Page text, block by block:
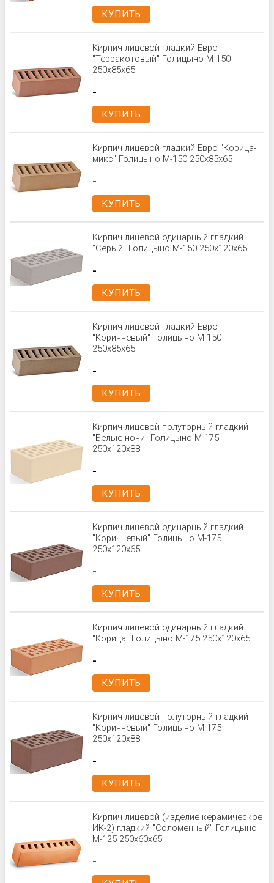
КУПИТЬ
Кирпич лицевой гладкий Евро
"Терракотовый" Голицыно М-150
250х85х65
-
КУПИТЬ
Кирпич лицевой гладкий Евро "Корица-
микс" Голицыно М-150 250х85х65
-
КУПИТЬ
Кирпич лицевой одинарный гладкий
"Серый" Голицыно М-150 250x120x65
-
КУПИТЬ
Кирпич лицевой гладкий Евро
"Коричневый" Голицыно М-150
250х85х65
-
КУПИТЬ
Кирпич лицевой полуторный гладкий
"Белые ночи" Голицыно М-175
250x120x88
-
КУПИТЬ
Кирпич лицевой одинарный гладкий
"Коричневый" Голицыно М-175
250x120x65
-
КУПИТЬ
Кирпич лицевой одинарный гладкий
"Корица" Голицыно М-175 250x120x65
-
КУПИТЬ
Кирпич лицевой полуторный гладкий
"Коричневый" Голицыно М-175
250x120x88
-
КУПИТЬ
Кирпич лицевой (изделие керамическое
ИК-2) гладкий "Соломенный" Голицыно
М-125 250х60х65
-